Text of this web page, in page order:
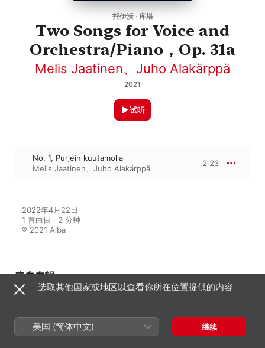
托伊沃 · 库塔
Two Songs for Voice and
Orchestra/Piano，Op. 31a
Melis Jaatinen、 Juho Alakärppä
2021
试听
No. 1, Purjein kuutamolla
Melis Jaatinen
Juho Alakärppä
2:23
2022年4月22日
1 首曲目 · 2 分钟
℗ 2021 Alba
来自专辑
Impressions du nord: Nordic
Songs
选取其他国家或地区以查看你所在位置提供的内容
美国 (简体中文) 继续